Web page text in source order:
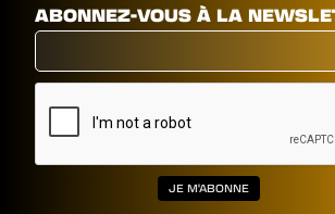
ABONNEZ-VOUS À LA